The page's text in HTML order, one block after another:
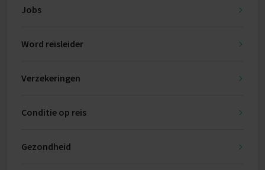
Jobs
Word reisleider
Verzekeringen
Conditie op reis
Gezondheid